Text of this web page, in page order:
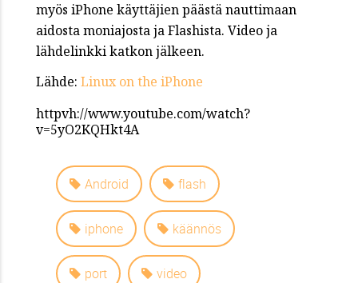
myös iPhone käyttäjien päästä nauttimaan
aidosta moniajosta ja Flashista. Video ja
lähdelinkki katkon jälkeen.
Lähde: Linux on the iPhone
httpvh://www.youtube.com/watch?
v=5yO2KQHkt4A
Android flash
iphone käännös
port video